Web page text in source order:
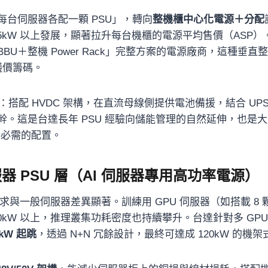
台伺服器各配一顆 PSU」，轉向整機櫃中心化電源＋分配
以上發展，顯著拉升每台機櫃的電源平均售價（ASP）
＋整機 Power Rack」完整方案的電源廠商，這種垂直
籌碼。
搭配 HVDC 架構，在直流母線側提供電池備援，結合
。這是台達長年 PSU 經驗向儲能管理的自然延伸，也是
需的配置。
PSU 層（AI 伺服器專用高功率電源）
與一般伺服器差異顯著。訓練用 GPU 伺服器（如搭載 8
以上，推理叢集功耗密度也持續攀升。台達針對多
起跳 ，透過 N+N 冗餘設計，最終可達成 120kW 的機架